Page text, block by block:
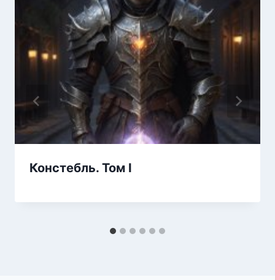
Констебль. Том I